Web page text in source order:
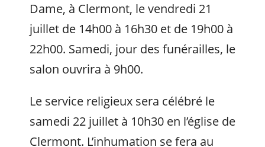
Dame, à Clermont, le vendredi 21
juillet de 14h00 à 16h30 et de 19h00 à
22h00. Samedi, jour des funérailles, le
salon ouvrira à 9h00.
Le service religieux sera célébré le
samedi 22 juillet à 10h30 en l’église de
Clermont. L’inhumation se fera au